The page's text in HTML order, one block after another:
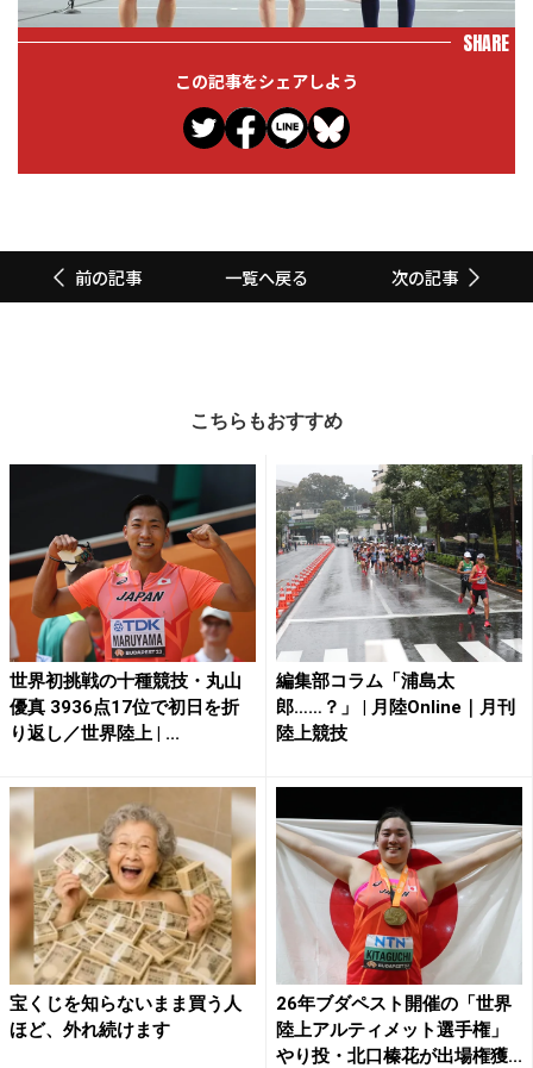
SHARE
この記事をシェアしよう
前の記事 一覧へ戻る 次の記事
こちらもおすすめ
世界初挑戦の十種競技・丸山
優真 3936点17位で初日を折
り返し／世界陸上 | ...
編集部コラム「浦島太
郎……？」 | 月陸Online｜月刊
陸上競技
宝くじを知らないまま買う人
ほど、外れ続けます
26年ブダペスト開催の「世界
陸上アルティメット選手権」
やり投・北口榛花が出場権獲...